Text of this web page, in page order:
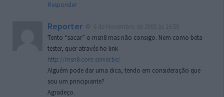
Responder
Reporter
Tento “sacar” o msn8 mas não consigo. Nem como beta
tester, quer através ho link
http://msn8.core-server.be/
Alguém pode dar uma dica, tendo em consideração que
sou um principiante?
Agradeço.